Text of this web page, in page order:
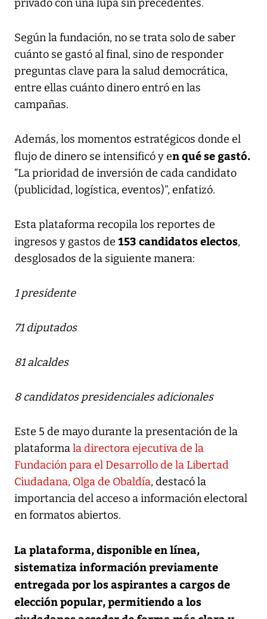
privado con una lupa sin precedentes.
Según la fundación, no se trata solo de saber
cuánto se gastó al final, sino de responder
preguntas clave para la salud democrática,
entre ellas cuánto dinero entró en las
campañas.
Además, los momentos estratégicos donde el
flujo de dinero se intensificó y en qué se gastó.
“La prioridad de inversión de cada candidato
(publicidad, logística, eventos)”, enfatizó.
Esta plataforma recopila los reportes de
ingresos y gastos de 153 candidatos electos,
desglosados de la siguiente manera:
1 presidente
71 diputados
81 alcaldes
8 candidatos presidenciales adicionales
Este 5 de mayo durante la presentación de la
plataformala directora ejecutiva de la
Fundación para el Desarrollo de la Libertad
Ciudadana, Olga de Obaldía, destacó la
importancia del acceso a información electoral
en formatos abiertos.
La plataforma, disponible en línea,
sistematiza información previamente
entregada por los aspirantes a cargos de
elección popular, permitiendo a los